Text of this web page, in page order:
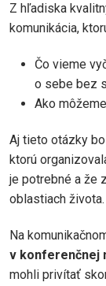
Z hľadiska
komunikácia,
Čo vieme
o sebe bez
Ako
Aj tieto otázky
ktorú
je potrebné a že
oblastiach života.
Na
v konferenčnej
mohli privítať